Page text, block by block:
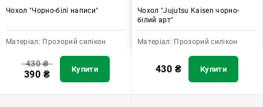
Чохол "Чорно-білі написи"
Матеріал: Прозорий силікон
430₴
390 ₴ Купити
Чохол "Jujutsu Kaisen чорно-
білий арт"
Матеріал: Прозорий силікон
430 ₴ Купити